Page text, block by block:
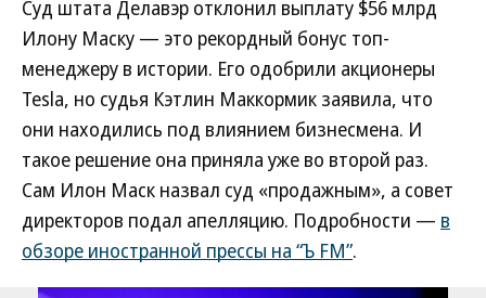
Суд штата Делавэр отклонил выплату $56 млрд
Илону Маску — это рекордный бонус топ-
менеджеру в истории. Его одобрили акционеры
Tesla, но судья Кэтлин Маккормик заявила, что
они находились под влиянием бизнесмена. И
такое решение она приняла уже во второй раз.
Сам Илон Маск назвал суд «продажным», а совет
директоров подал апелляцию. Подробности — в
обзоре иностранной прессы на “Ъ FM”.